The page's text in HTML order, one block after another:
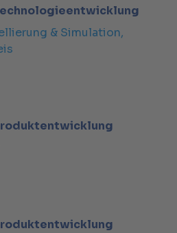
& Simulation,